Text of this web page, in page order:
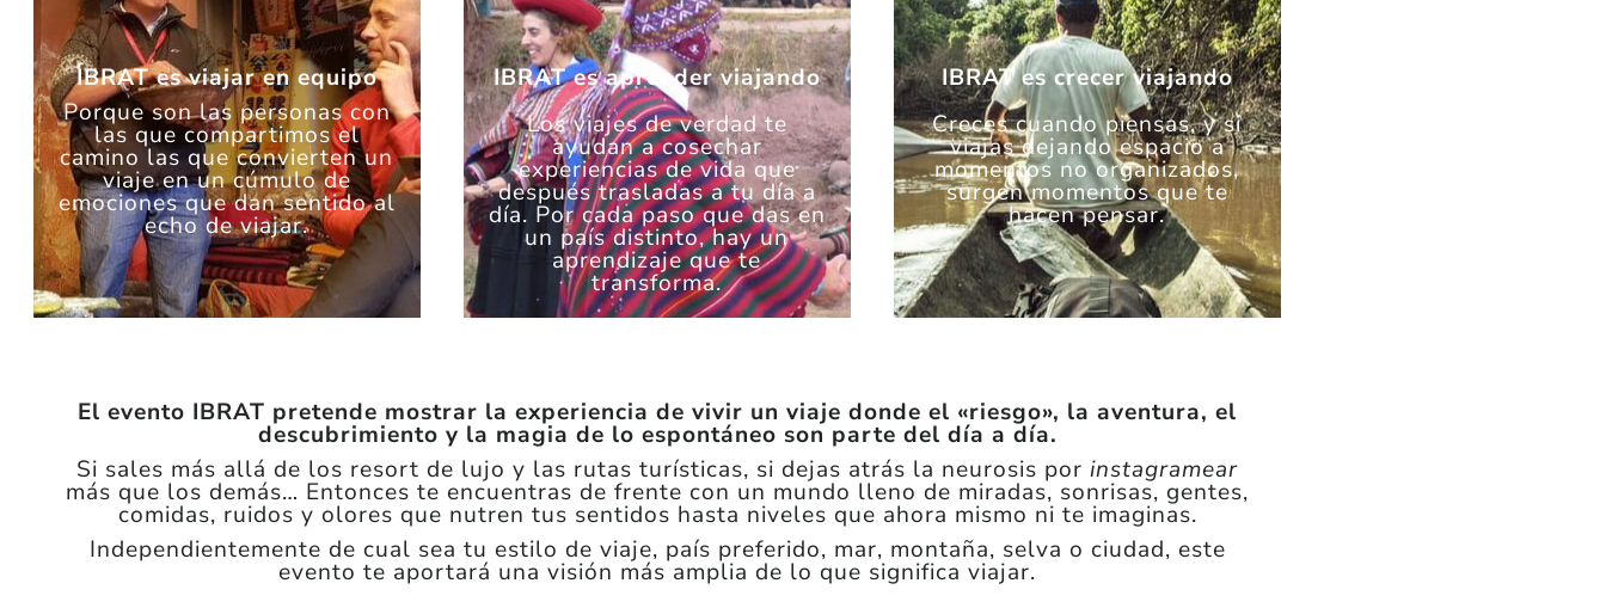
IBRAT es viajar en equipo
Porque son las personas con
las que compartimos el
camino las que convierten un
viaje en un cúmulo de
emociones que dan sentido al
echo de viajar.
IBRAT es aprender viajando
Los viajes de verdad te
ayudan a cosechar
experiencias de vida que
después trasladas a tu día a
día. Por cada paso que das en
un país distinto, hay un
aprendizaje que te
transforma.
IBRAT es crecer viajando
Creces cuando piensas, y si
viajas dejando espacio a
momentos no organizados,
surgen momentos que te
hacen pensar.
El evento IBRAT pretende mostrar la experiencia de vivir un viaje donde el «riesgo», la aventura, el
descubrimiento y la magia de lo espontáneo son parte del día a día.
Si sales más allá de los resort de lujo y las rutas turísticas, si dejas atrás la neurosis por instagramear
más que los demás… Entonces te encuentras de frente con un mundo lleno de miradas, sonrisas, gentes,
comidas, ruidos y olores que nutren tus sentidos hasta niveles que ahora mismo ni te imaginas.
Independientemente de cual sea tu estilo de viaje, país preferido, mar, montaña, selva o ciudad, este
evento te aportará una visión más amplia de lo que significa viajar.